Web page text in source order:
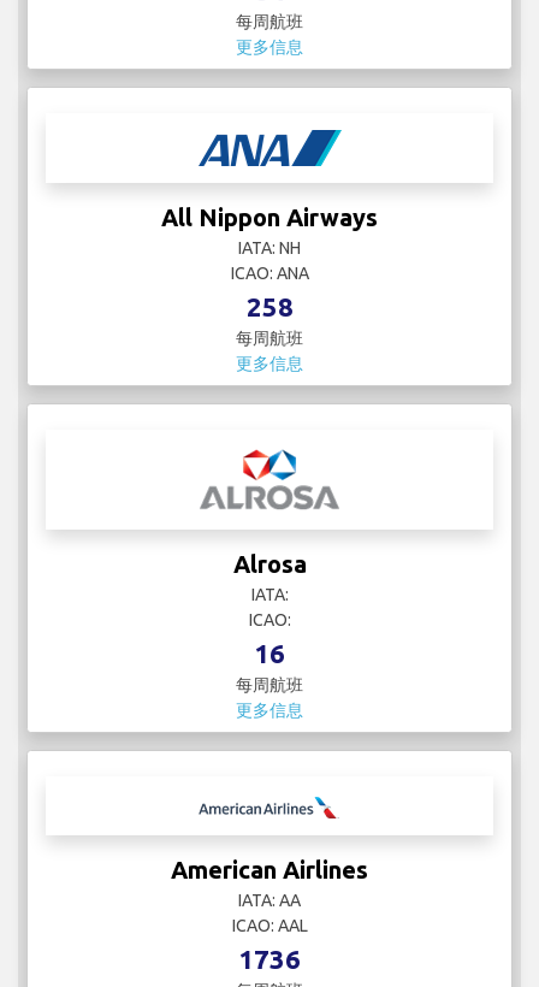
All Nippon Airways
IATA: NH
ICAO: ANA
每周航班
更多信息
Alrosa
16
每周航班
更多信息
American Airlines
IATA: AA
每周航班
更多信息